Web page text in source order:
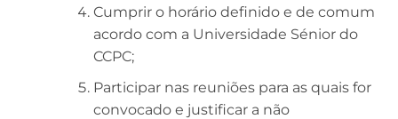
Cumprir o horário definido e de comum
acordo com a Universidade Sénior do
CCPC;
Participar nas reuniões para as quais for
convocado e justificar a não